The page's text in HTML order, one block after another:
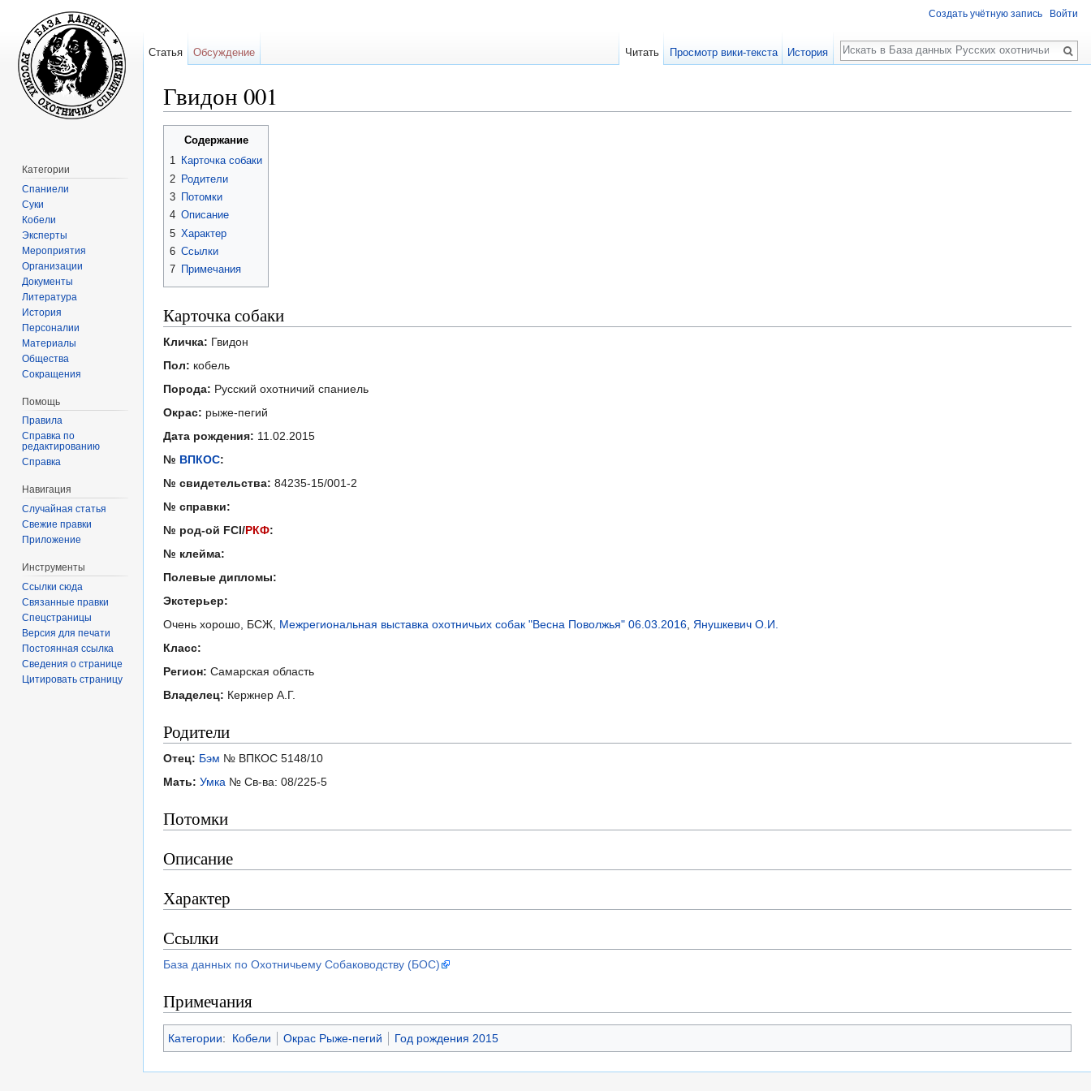
Гвидон 001
Содержание
1 Карточка собаки
2 Родители
3 Потомки
4 Описание
5 Характер
6 Ссылки
7 Примечания
Карточка собаки
Кличка: Гвидон
Пол: кобель
Порода: Русский охотничий спаниель
Окрас: рыже-пегий
Дата рождения: 11.02.2015
№ ВПКОС:
№ свидетельства: 84235-15/001-2
№ справки:
№ род-ой FCI/РКФ:
№ клейма:
Полевые дипломы:
Экстерьер:
Очень хорошо, БСЖ, Межрегиональная выставка охотничьих собак "Весна Поволжья" 06.03.2016, Янушкевич О.И.
Класс:
Регион: Самарская область
Владелец: Кержнер А.Г.
Родители
Отец: Бэм № ВПКОС 5148/10
Мать: Умка № Св-ва: 08/225-5
Потомки
Описание
Характер
Ссылки
База данных по Охотничьему Собаководству (БОС)
Примечания
Категории: Кобели Окрас Рыже-пегий Год рождения 2015
Создать учётную запись Войти
Статья Обсуждение Читать Просмотр вики-текста История
Поиск
Категории
Спаниели
Суки
Кобели
Эксперты
Мероприятия
Организации
Документы
Литература
История
Персоналии
Материалы
Общества
Сокращения
Помощь
Правила
Справка по
редактированию
Справка
Навигация
Случайная статья
Свежие правки
Приложение
Инструменты
Ссылки сюда
Связанные правки
Спецстраницы
Версия для печати
Постоянная ссылка
Сведения о странице
Цитировать страницу